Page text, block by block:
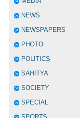
NEWS
NEWSPAPERS
PHOTO
POLITICS
SAHITYA
SOCIETY
SPECIAL